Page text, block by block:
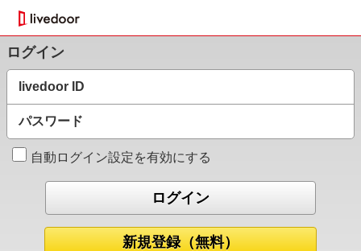
ログイン
livedoor ID
パスワード
自動ログイン設定を有効にする
新規登録（無料）